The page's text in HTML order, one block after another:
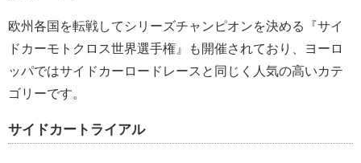
欧州各国を転戦してシリーズチャンピオンを決める『サイ
ドカーモトクロス世界選手権』も開催されており、ヨーロ
ッパではサイドカーロードレースと同じく人気の高いカテ
ゴリーです。
サイドカートライアル